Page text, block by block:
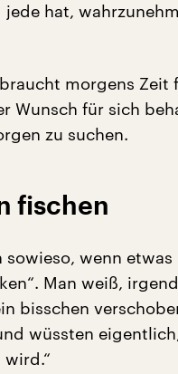
hat,
morgens Zeit
Wunsch für sich
zu suchen.
fischen
sowieso, wenn etwas
Man weiß,
bisschen
wüssten